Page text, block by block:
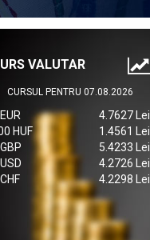
VALUTAR
CURSUL PENTRU 07.08.2026
4.7627 Lei
HUF
1.4561 Lei
5.4233 Lei
4.2726 Lei
4.2298 Lei